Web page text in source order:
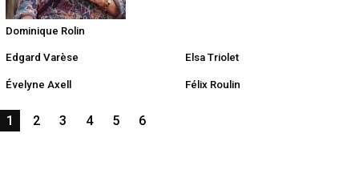
Dominique Rolin
Edgard Varèse Elsa Triolet
Évelyne Axell Félix Roulin
1 2 3 4 5 6